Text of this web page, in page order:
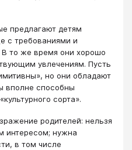
предлагают детям
с требованиями и
то же время они хорошо
увлечениям. Пусть
но они обладают
вполне способны
сорта».
родителей: нельзя
интересом; нужна
в том числе